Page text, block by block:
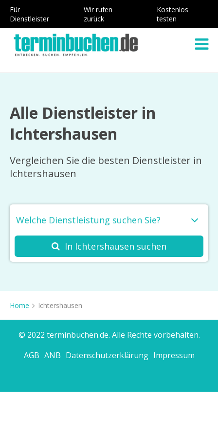
Für
Dienstleister
Wir rufen
zurück
Kostenlos
testen
Alle Dienstleister in
Ichtershausen
Vergleichen Sie die besten Dienstleister in
Ichtershausen
Welche Dienstleistung suchen Sie?
Friseur
Spa
Massage
Nagelstudio
Sonnenstudio
In Ichtershausen suchen
Home Ichtershausen
© 2022 terminbuchen.de. Alle Rechte vorbehalten.
AGB ANB Datenschutzerklärung Impressum